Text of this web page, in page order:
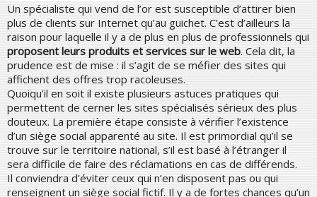
Un spécialiste qui vend de l’or est susceptible d’attirer bien
plus de clients sur Internet qu’au guichet. C’est d’ailleurs la
raison pour laquelle il y a de plus en plus de professionnels qui
proposent leurs produits et services sur le web. Cela dit, la
prudence est de mise : il s’agit de se méfier des sites qui
affichent des offres trop racoleuses.
Quoiqu’il en soit il existe plusieurs astuces pratiques qui
permettent de cerner les sites spécialisés sérieux des plus
douteux. La première étape consiste à vérifier l’existence
d’un siège social apparenté au site. Il est primordial qu’il se
trouve sur le territoire national, s’il est basé à l’étranger il
sera difficile de faire des réclamations en cas de différends.
Il conviendra d’éviter ceux qui n’en disposent pas ou qui
renseignent un siège social fictif. Il y a de fortes chances qu’un